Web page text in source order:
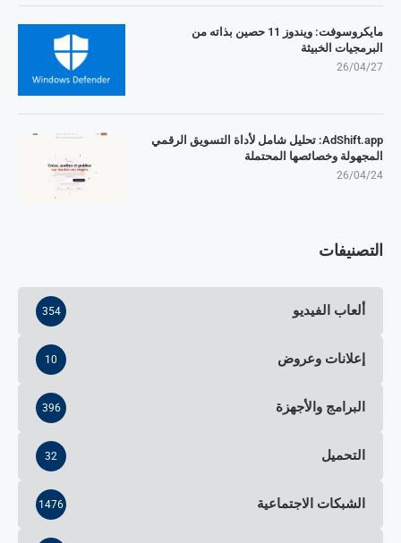
مايكروسوفت: ويندوز 11 حصين بذاته من
البرمجيات الخبيثة
26/04/27
AdShift.app: تحليل شامل لأداة التسويق الرقمي
المجهولة وخصائصها المحتملة
26/04/24
التصنيفات
ألعاب الفيديو 354
إعلانات وعروض 10
البرامج والأجهزة 396
التحميل 32
الشبكات الاجتماعية 1476